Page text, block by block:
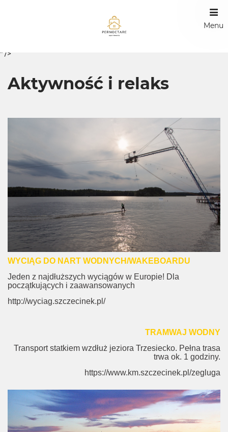
" />
Menu
Aktywność i relaks
WYCIĄG DO NART WODNYCH/WAKEBOARDU
Jeden z najdłuższych wyciągów w Europie! Dla
początkujących i zaawansowanych
http://wyciag.szczecinek.pl/
TRAMWAJ WODNY
Transport statkiem wzdłuż jeziora Trzesiecko. Pełna trasa
trwa ok. 1 godziny.
https://www.km.szczecinek.pl/zegluga